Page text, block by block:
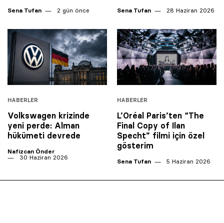
Sena Tufan 2 gün önce Sena Tufan 28 Haziran 2026
HABERLER
Volkswagen krizinde
yeni perde: Alman
hükümeti devrede
Nafizcan Önder
30 Haziran 2026
HABERLER
L’Oréal Paris’ten “The
Final Copy of Ilan
Specht” filmi için özel
gösterim
Sena Tufan 5 Haziran 2026